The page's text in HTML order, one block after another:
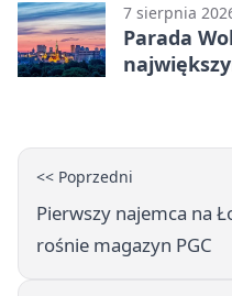
7 sierpnia
Parada
<< Poprzedni
Pierwszy najemca na
rośnie magazyn PGC